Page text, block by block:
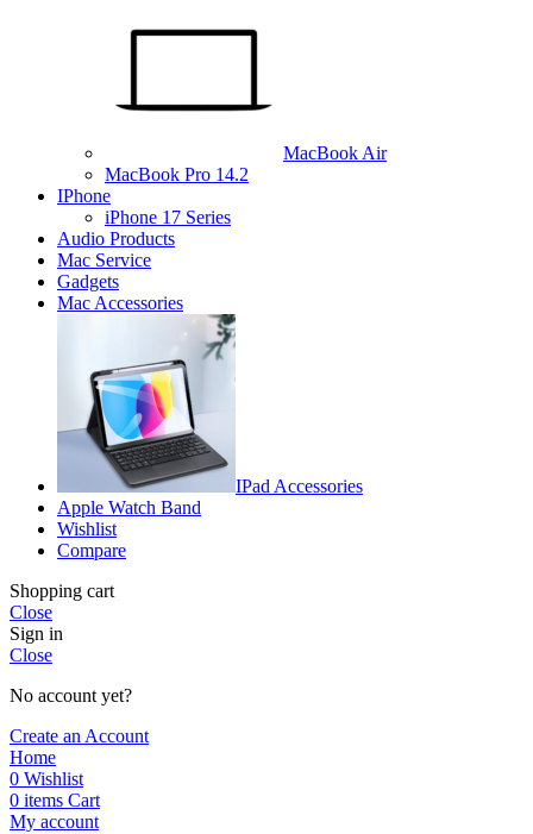
MacBook Air
MacBook Pro 14.2
IPhone
iPhone 17 Series
Audio Products
Mac Service
Gadgets
Mac Accessories
IPad Accessories
Apple Watch Band
Wishlist
Compare
Shopping cart
Close
Sign in
Close
No account yet?
Create an Account
Home
0 Wishlist
0 items Cart
My account